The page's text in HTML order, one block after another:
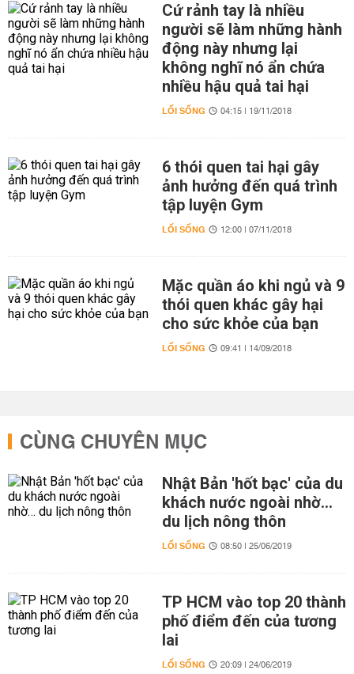
Cứ rảnh tay là nhiều
người sẽ làm những hành
động này nhưng lại
không nghĩ nó ẩn chứa
nhiều hậu quả tai hại
LỐI SỐNG 04:15 | 19/11/2018
6 thói quen tai hại gây
ảnh hưởng đến quá trình
tập luyện Gym
LỐI SỐNG 12:00 | 07/11/2018
Mặc quần áo khi ngủ và 9
thói quen khác gây hại
cho sức khỏe của bạn
LỐI SỐNG 09:41 | 14/09/2018
CÙNG CHUYÊN MỤC
Nhật Bản 'hốt bạc' của du
khách nước ngoài nhờ…
du lịch nông thôn
LỐI SỐNG 08:50 | 25/06/2019
TP HCM vào top 20 thành
phố điểm đến của tương
lai
LỐI SỐNG 20:09 | 24/06/2019